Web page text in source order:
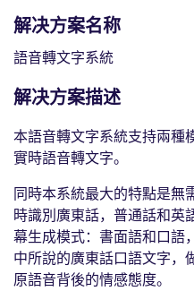
解决方案名称
語音轉文字系統
解决方案描述
本語音轉文字系統支持兩種
實時語音轉文字。
同時本系統最大的特點是無
時識別廣東話，普通話和英
幕生成模式：書面語和口語
中所說的廣東話口語文字，
原語音背後的情感態度。